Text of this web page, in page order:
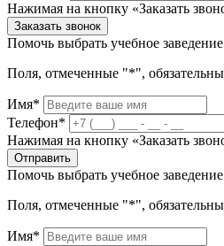
Нажимая на кнопку «Заказать
Заказать звонок
Помочь выбрать учебное заведение
Поля, отмеченные "*",
Имя*
Телефон*
Нажимая на кнопку «Заказать
Отправить
Помочь выбрать учебное заведение
Поля, отмеченные "*",
Имя*